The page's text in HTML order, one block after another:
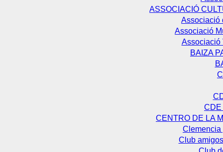
ASSOCIACIÓ
Associació
Associació
Associació
BAIZA
CDE
CENTRO DE LA
Clemencia
Club